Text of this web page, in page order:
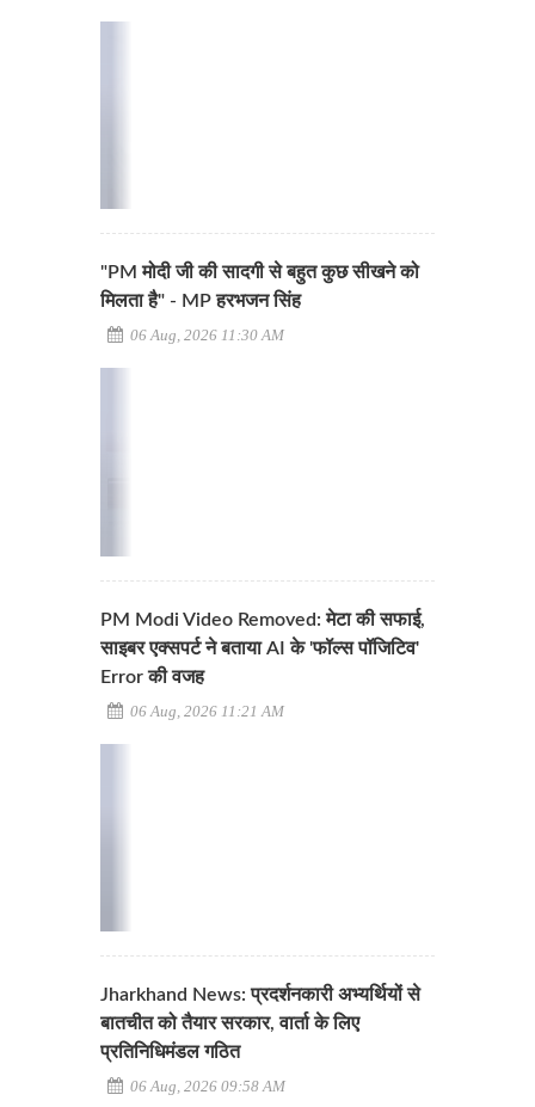
"PM मोदी जी की सादगी से बहुत कुछ सीखने को
मिलता है" - MP हरभजन सिंह
06 Aug, 2026 11:30 AM
PM Modi Video Removed: मेटा की सफाई,
साइबर एक्सपर्ट ने बताया AI के 'फॉल्स पॉजिटिव'
Error की वजह
06 Aug, 2026 11:21 AM
Jharkhand News: प्रदर्शनकारी अभ्यर्थियों से
बातचीत को तैयार सरकार, वार्ता के लिए
प्रतिनिधिमंडल गठित
06 Aug, 2026 09:58 AM